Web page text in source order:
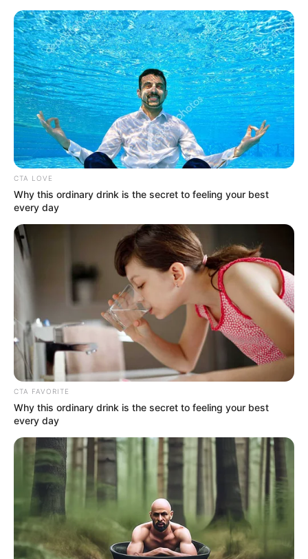
HOME
INSPIRASI
STYLE
FILM &
SERIES
NGAKAK
QUOTES
HYPE
MORE
CTA LOVE
Why this ordinary drink is the secret to feeling your best
every day
CTA FAVORITE
Why this ordinary drink is the secret to feeling your best
every day